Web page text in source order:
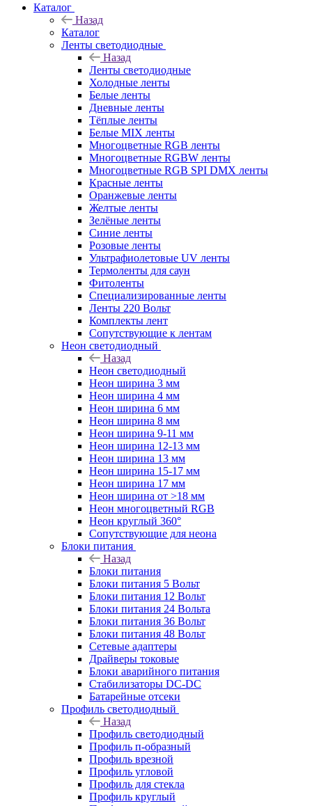
Каталог
Назад
Каталог
Ленты светодиодные
Назад
Ленты светодиодные
Холодные ленты
Белые ленты
Дневные ленты
Тёплые ленты
Белые MIX ленты
Многоцветные RGB ленты
Многоцветные RGBW ленты
Многоцветные RGB SPI DMX ленты
Красные ленты
Оранжевые ленты
Желтые ленты
Зелёные ленты
Синие ленты
Розовые ленты
Ультрафиолетовые UV ленты
Термоленты для саун
Фитоленты
Специализированные ленты
Ленты 220 Вольт
Комплекты лент
Сопутствующие к лентам
Неон светодиодный
Назад
Неон светодиодный
Неон ширина 3 мм
Неон ширина 4 мм
Неон ширина 6 мм
Неон ширина 8 мм
Неон ширина 9-11 мм
Неон ширина 12-13 мм
Неон ширина 13 мм
Неон ширина 15-17 мм
Неон ширина 17 мм
Неон ширина от >18 мм
Неон многоцветный RGB
Неон круглый 360°
Сопутствующие для неона
Блоки питания
Назад
Блоки питания
Блоки питания 5 Вольт
Блоки питания 12 Вольт
Блоки питания 24 Вольта
Блоки питания 36 Вольт
Блоки питания 48 Вольт
Сетевые адаптеры
Драйверы токовые
Блоки аварийного питания
Стабилизаторы DC-DC
Батарейные отсеки
Профиль светодиодный
Назад
Профиль светодиодный
Профиль п-образный
Профиль врезной
Профиль угловой
Профиль для стекла
Профиль круглый